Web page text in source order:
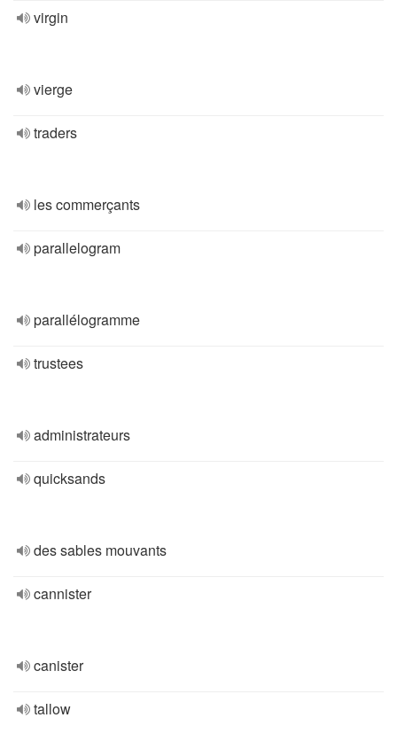
virgin
vierge
traders
les commerçants
parallelogram
parallélogramme
trustees
administrateurs
quicksands
des sables mouvants
cannister
canister
tallow